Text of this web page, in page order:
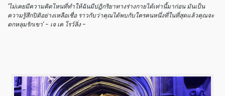
‘ไม่เคยมีความคิดไหนที่ทำให้ฉันมีปฎิกริยาทางร่างกายได้เท่านี้มาก่อน มันเป็น
ความรู้สึกปิติอย่างเหลือเชื่อ ราวกับว่าคุณได้พบกับใครคนหนึ่งที่ในที่สุดแล้วคุณจะ
ตกหลุมรักเขา’ – เจ เค โรว์ลิ่ง –